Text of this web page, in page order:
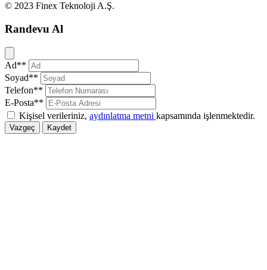
© 2023 Finex Teknoloji A.Ş.
Randevu Al
Kapat
Ad**
Soyad**
Telefon**
E-Posta**
Kişisel verileriniz, aydınlatma metni kapsamında işlenmektedir.
Vazgeç Kaydet